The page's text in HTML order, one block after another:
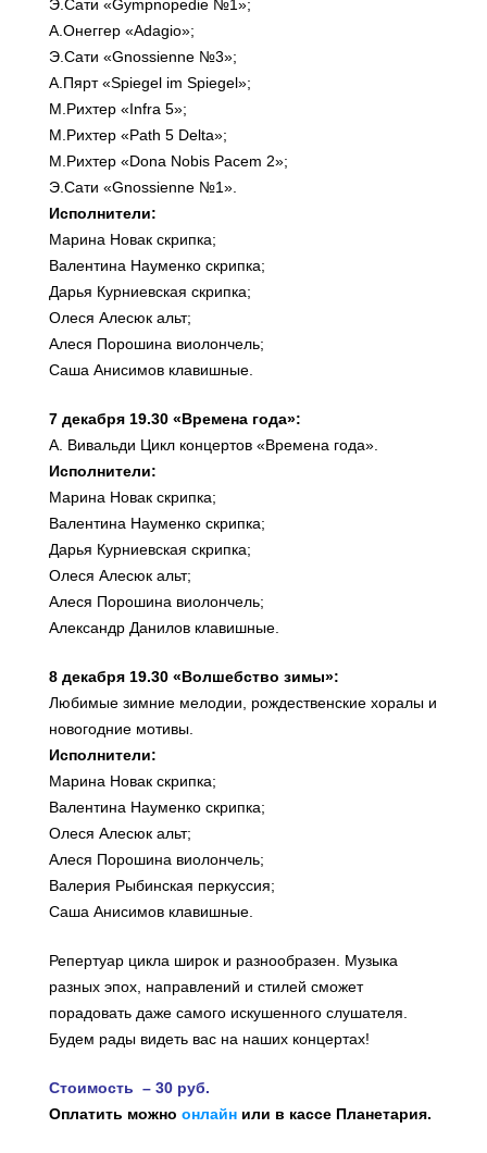
Э.Сати «Gympnopedie №1»;
А.Онеггер «Adagio»;
Э.Сати «Gnossienne №3»;
А.Пярт «Spiegel im Spiegel»;
М.Рихтер «Infra 5»;
М.Рихтер «Path 5 Delta»;
М.Рихтер «Dona Nobis Pacem 2»;
Э.Сати «Gnossienne №1».
Исполнители:
Марина Новак скрипка;
Валентина Науменко скрипка;
Дарья Курниевская скрипка;
Олеся Алесюк альт;
Алеся Порошина виолончель;
Саша Анисимов клавишные.
7 декабря 19.30 «Времена года»:
А. Вивальди Цикл концертов «Времена года».
Исполнители:
Марина Новак скрипка;
Валентина Науменко скрипка;
Дарья Курниевская скрипка;
Олеся Алесюк альт;
Алеся Порошина виолончель;
Александр Данилов клавишные.
8 декабря 19.30 «Волшебство зимы»:
Любимые зимние мелодии, рождественские хоралы и
новогодние мотивы.
Исполнители:
Марина Новак скрипка;
Валентина Науменко скрипка;
Олеся Алесюк альт;
Алеся Порошина виолончель;
Валерия Рыбинская перкуссия;
Саша Анисимов клавишные.
Репертуар цикла широк и разнообразен. Музыка
разных эпох, направлений и стилей сможет
порадовать даже самого искушенного слушателя.
Будем рады видеть вас на наших концертах!
Стоимость – 30 руб.
Оплатить можно онлайн или в кассе Планетария.